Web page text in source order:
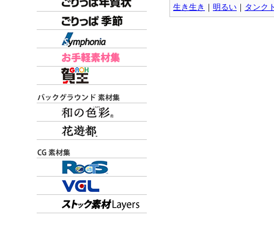
生き生き ｜ 明るい ｜ タンク